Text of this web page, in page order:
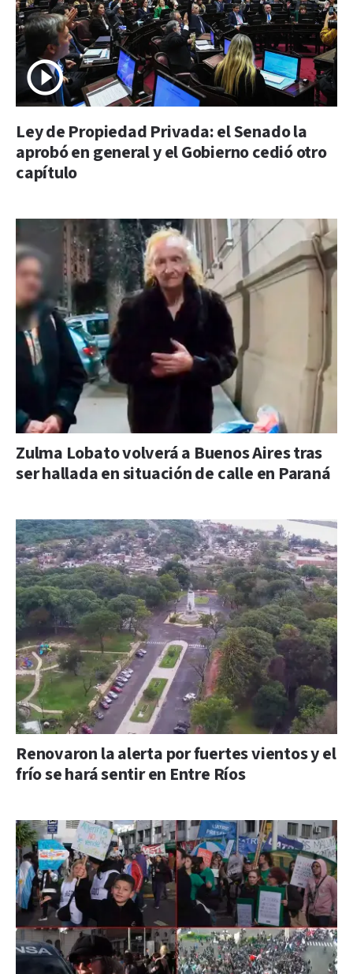
Ley de Propiedad Privada: el Senado la
aprobó en general y el Gobierno cedió otro
capítulo
Zulma Lobato volverá a Buenos Aires tras
ser hallada en situación de calle en Paraná
Renovaron la alerta por fuertes vientos y el
frío se hará sentir en Entre Ríos